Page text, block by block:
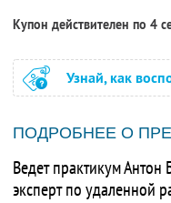
Купон действителен по 4
Узнай, как
ПОДРОБНЕЕ О
Ведет практикум
эксперт по удаленной